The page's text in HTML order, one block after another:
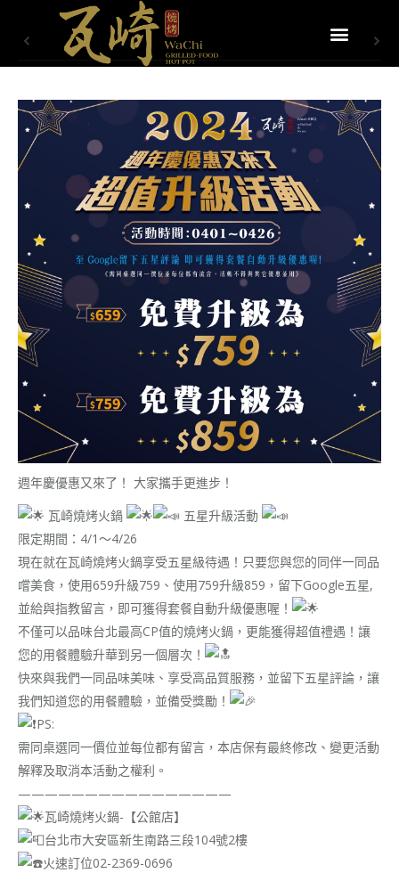
週年慶優惠又來了！ 大家攜手更進步！
瓦崎燒烤火鍋
五星升級活動
限定期間：4/1～4/26
現在就在瓦崎燒烤火鍋享受五星級待遇！只要您與您的同伴一同品
嚐美食，使用659升級759、使用759升級859，留下Google五星,
並給與指教留言，即可獲得套餐自動升級優惠喔！
不僅可以品味台北最高CP值的燒烤火鍋，更能獲得超值禮遇！讓
您的用餐體驗升華到另一個層次！
快來與我們一同品味美味、享受高品質服務，並留下五星評論，讓
我們知道您的用餐體驗，並備受獎勵！
PS:
需同桌選同一價位並每位都有留言，本店保有最終修改、變更活動
解釋及取消本活動之權利。
————————————————
瓦崎燒烤火鍋-【公館店】
台北市大安區新生南路三段104號2樓
火速訂位02-2369-0696